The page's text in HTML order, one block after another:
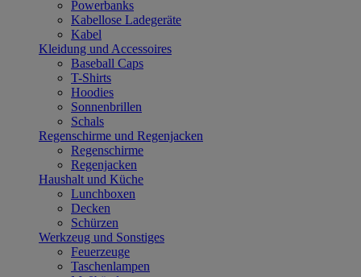
Powerbanks
Kabellose Ladegeräte
Kabel
Kleidung und Accessoires
Baseball Caps
T-Shirts
Hoodies
Sonnenbrillen
Schals
Regenschirme und Regenjacken
Regenschirme
Regenjacken
Haushalt und Küche
Lunchboxen
Decken
Schürzen
Werkzeug und Sonstiges
Feuerzeuge
Taschenlampen